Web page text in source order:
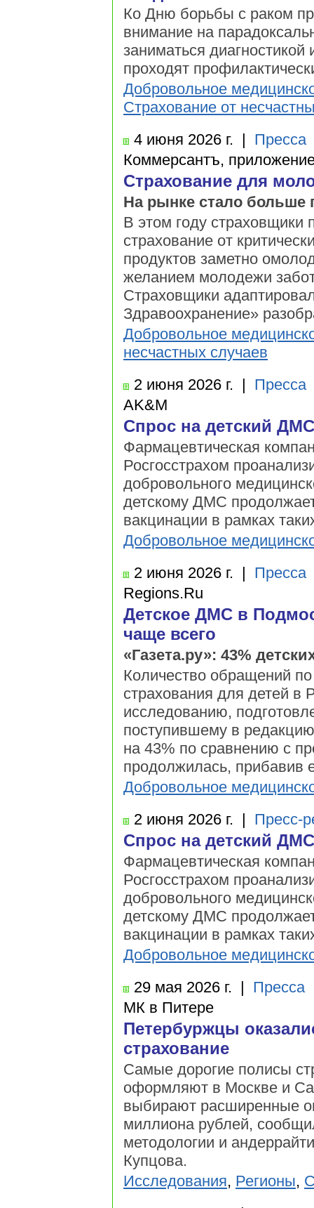
Ко Дню борьбы с раком
внимание на
заниматься
проходят
Добровольное
Страхование от
4 июня 2026 г.
Пресса
Коммерсантъ,
Страхование для
На рынке стало больше
В этом году страховщики
страхование от
продуктов заметно
желанием молодежи
Страховщики
Здравоохранение»
Добровольное
несчастных случаев
2 июня 2026 г.
Пресса
AK&M
Спрос на детский
Фармацевтическая
Росгосстрахом
добровольного
детскому ДМС
вакцинации в рамках
Добровольное
2 июня 2026 г.
Пресса
Regions.Ru
Детское ДМС в
чаще всего
«Газета.ру»: 43%
Количество обращений
страхования для детей в
исследованию,
поступившему в
на 43% по сравнению с
продолжилась, прибавив
Добровольное
2 июня 2026 г. Пресс-
Спрос на детский
Фармацевтическая
Росгосстрахом
добровольного
детскому ДМС
вакцинации в рамках
Добровольное
29 мая 2026 г.
Пресса
МК в Питере
Петербуржцы
страхование
Самые дорогие полисы
оформляют в Москве и
выбирают расширенные
миллиона рублей,
методологии и
Купцова.
Исследования, Регионы,